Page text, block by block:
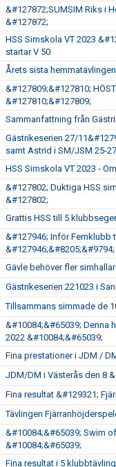
&#127872;SUMSIM Riks i
&#127872;
HSS Simskola VT 2023
startar V 50
Årets sista
&#127809;&#127810;
&#127810;&#127809;
Sammanfattning från
Gästrikeserien 27/
samt Astrid i SM/JSM 25-
HSS Simskola VT 2023 -
&#127802; Duktiga HSS
&#127802;
Grattis HSS till 5
&#127946; Inför Femklubb
&#127946;&#8205;&#9794;
Gävle behöver fler
Gästrikeserien 221023 i
Tillsammans simmade de
&#10084;&#65039; Denna
2022 &#10084;&#65039;
Fina prestationer i JDM /
JDM/DM i Västerås den 8
Fina resultat &#129321;
Tävlingen
&#10084;&#65039; Swim
&#10084;&#65039;
Fina resultat i 5